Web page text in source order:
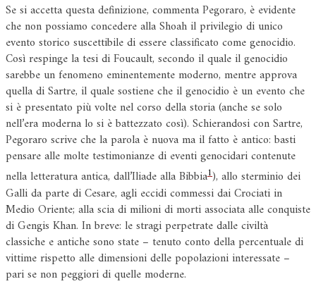
Se si accetta questa definizione, commenta Pegoraro, è evidente
che non possiamo concedere alla Shoah il privilegio di unico
evento storico suscettibile di essere classificato come genocidio.
Così respinge la tesi di Foucault, secondo il quale il genocidio
sarebbe un fenomeno eminentemente moderno, mentre approva
quella di Sartre, il quale sostiene che il genocidio è un evento che
si è presentato più volte nel corso della storia (anche se solo
nell’era moderna lo si è battezzato così). Schierandosi con Sartre,
Pegoraro scrive che la parola è nuova ma il fatto è antico: basti
pensare alle molte testimonianze di eventi genocidari contenute
nella letteratura antica, dall’Iliade alla Bibbia1), allo sterminio dei
Galli da parte di Cesare, agli eccidi commessi dai Crociati in
Medio Oriente; alla scia di milioni di morti associata alle conquiste
di Gengis Khan. In breve: le stragi perpetrate dalle civiltà
classiche e antiche sono state – tenuto conto della percentuale di
vittime rispetto alle dimensioni delle popolazioni interessate –
pari se non peggiori di quelle moderne.